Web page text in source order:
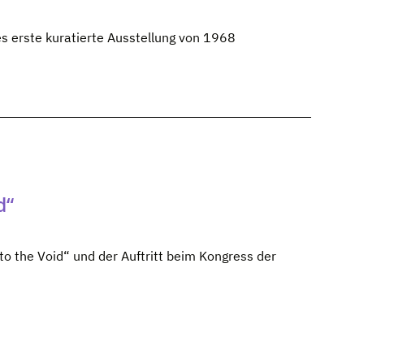
erste kuratierte Ausstellung von 1968
the Void“ und der Auftritt beim Kongress der